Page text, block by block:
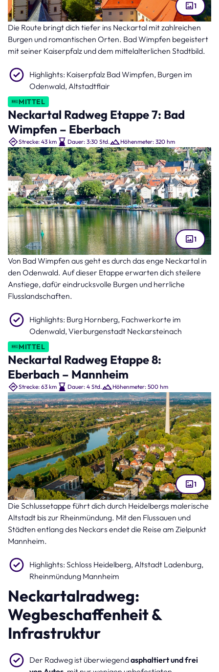
Altstadt von Bad Wimpfen (Bild: Ilhan Balta – stock.adobe.com )
1
Die Route bringt dich tiefer ins Neckartal mit zahlreichen
Burgen und romantischen Orten. Bad Wimpfen begeistert
mit seiner Kaiserpfalz und dem mittelalterlichen Stadtbild.
Highlights: Kaiserpfalz Bad Wimpfen, Burgen im
Odenwald, Altstadtflair
MITTEL
Neckartal Radweg Etappe 7: Bad
Wimpfen – Eberbach
Strecke: 43 km Dauer: 3:30 Std. Höhenmeter: 320 hm
Neckarsteinach (Bild: lichtblick89 – stock.adobe.com )
1
Von Bad Wimpfen aus geht es durch das enge Neckartal in
den Odenwald. Auf dieser Etappe erwarten dich steilere
Anstiege, dafür eindrucksvolle Burgen und herrliche
Flusslandschaften.
Highlights: Burg Hornberg, Fachwerkorte im
Odenwald, Vierburgenstadt Neckarsteinach
MITTEL
Neckartal Radweg Etappe 8:
Eberbach – Mannheim
Strecke: 63 km Dauer: 4 Std. Höhenmeter: 500 hm
Mannheim (Bild: CDPiC – stock.adobe.com )
1
Die Schlussetappe führt dich durch Heidelbergs malerische
Altstadt bis zur Rheinmündung. Mit den Flussauen und
Städten entlang des Neckars endet die Reise am Zielpunkt
Mannheim.
Highlights: Schloss Heidelberg, Altstadt Ladenburg,
Rheinmündung Mannheim
Neckartalradweg:
Wegbeschaffenheit &
Infrastruktur
Der Radweg ist überwiegendasphaltiert und frei